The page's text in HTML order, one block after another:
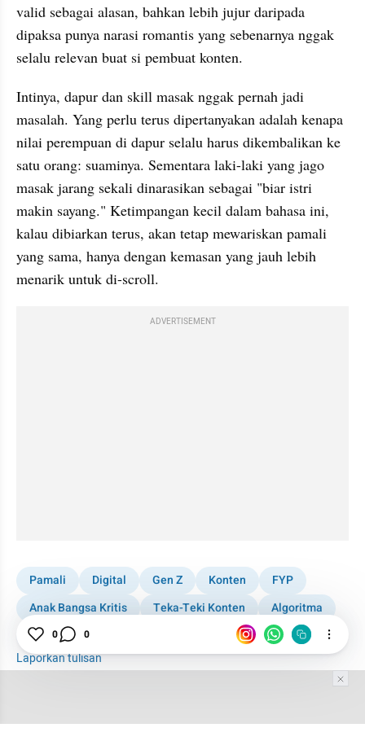
valid sebagai alasan, bahkan lebih jujur daripada
dipaksa punya narasi romantis yang sebenarnya nggak
selalu relevan buat si pembuat konten.
Intinya, dapur dan skill masak nggak pernah jadi
masalah. Yang perlu terus dipertanyakan adalah kenapa
nilai perempuan di dapur selalu harus dikembalikan ke
satu orang: suaminya. Sementara laki-laki yang jago
masak jarang sekali dinarasikan sebagai "biar istri
makin sayang." Ketimpangan kecil dalam bahasa ini,
kalau dibiarkan terus, akan tetap mewariskan pamali
yang sama, hanya dengan kemasan yang jauh lebih
menarik untuk di-scroll.
ADVERTISEMENT
Pamali Digital Gen Z Konten
FYP
Anak Bangsa Kritis
Teka-Teki Konten
Algoritma
Masakan
Laporkan tulisan
0 0